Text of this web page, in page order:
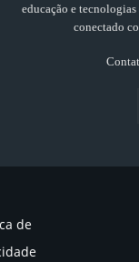
educação e
conectado
de